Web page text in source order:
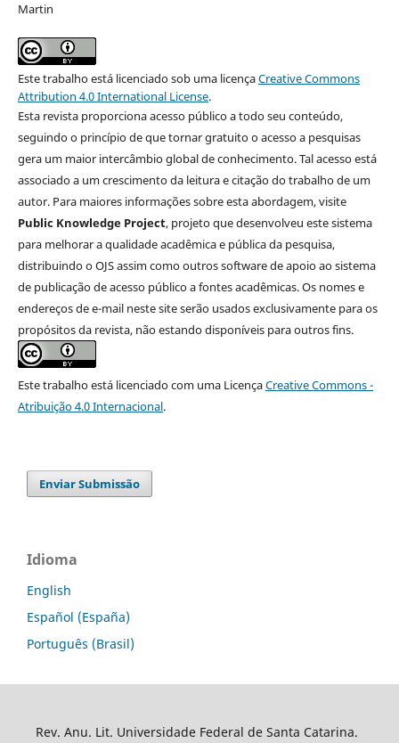
Martin
Este trabalho está licenciado sob uma licençaCreative Commons
Attribution 4.0 International License.
Esta revista proporciona acesso público a todo seu conteúdo,
seguindo o princípio de que tornar gratuito o acesso a pesquisas
gera um maior intercâmbio global de conhecimento. Tal acesso está
associado a um crescimento da leitura e citação do trabalho de um
autor. Para maiores informações sobre esta abordagem, visite
Public Knowledge Project, projeto que desenvolveu este sistema
para melhorar a qualidade acadêmica e pública da pesquisa,
distribuindo o OJS assim como outros software de apoio ao sistema
de publicação de acesso público a fontes acadêmicas. Os nomes e
endereços de e-mail neste site serão usados exclusivamente para os
propósitos da revista, não estando disponíveis para outros fins.
Este trabalho está licenciado com uma LicençaCreative Commons -
Atribuição 4.0 Internacional.
Enviar Submissão
Idioma
English
Español (España)
Português (Brasil)
Rev. Anu. Lit. Universidade Federal de Santa Catarina.